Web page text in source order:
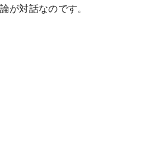
が対話なのです。